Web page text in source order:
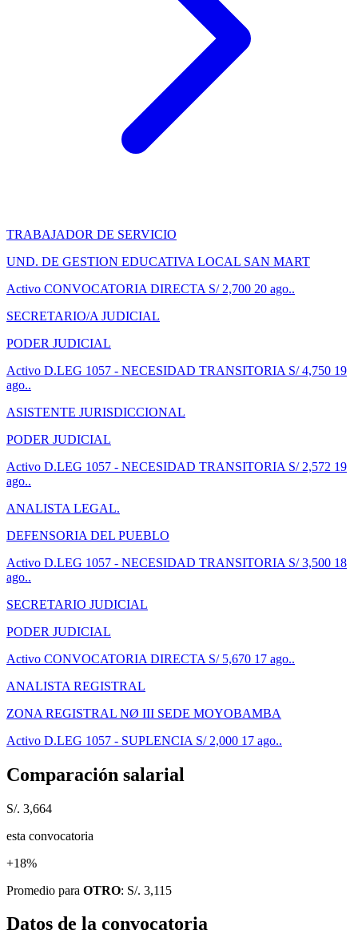
TRABAJADOR DE SERVICIO
UND. DE GESTION EDUCATIVA LOCAL SAN MART
Activo CONVOCATORIA DIRECTA S/ 2,700 20 ago..
SECRETARIO/A JUDICIAL
PODER JUDICIAL
Activo D.LEG 1057 - NECESIDAD TRANSITORIA S/ 4,750 19
ago..
ASISTENTE JURISDICCIONAL
PODER JUDICIAL
Activo D.LEG 1057 - NECESIDAD TRANSITORIA S/ 2,572 19
ago..
ANALISTA LEGAL.
DEFENSORIA DEL PUEBLO
Activo D.LEG 1057 - NECESIDAD TRANSITORIA S/ 3,500 18
ago..
SECRETARIO JUDICIAL
PODER JUDICIAL
Activo CONVOCATORIA DIRECTA S/ 5,670 17 ago..
ANALISTA REGISTRAL
ZONA REGISTRAL NØ III SEDE MOYOBAMBA
Activo D.LEG 1057 - SUPLENCIA S/ 2,000 17 ago..
Comparación salarial
S/. 3,664
esta convocatoria
+18%
Promedio para OTRO: S/. 3,115
Datos de la convocatoria